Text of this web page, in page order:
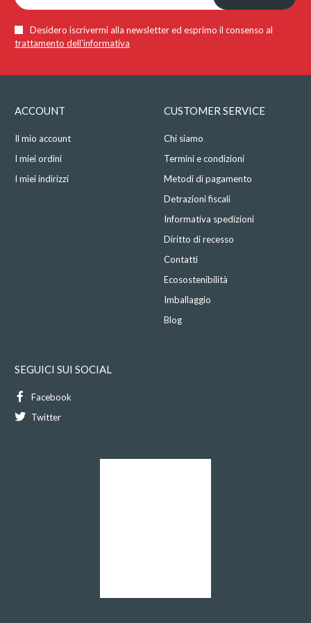
Desidero iscrivermi alla newsletter ed esprimo il consenso al
trattamento dell'informativa
ACCOUNT
Il mio account
I miei ordini
I miei indirizzi
CUSTOMER SERVICE
Chi siamo
Termini e condizioni
Metodi di pagamento
Detrazioni fiscali
Informativa spedizioni
Diritto di recesso
Contatti
Ecosostenibilità
Imballaggio
Blog
SEGUICI SUI SOCIAL
Facebook
Twitter